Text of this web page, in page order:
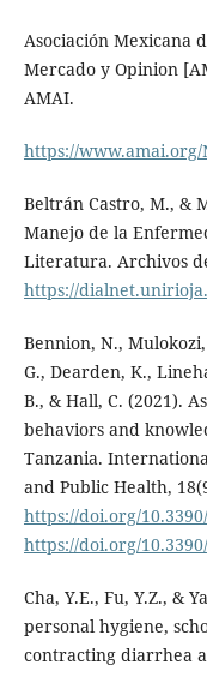
Asociación Mexicana
Mercado y Opinion
AMAI.
https://www.amai.org/
Beltrán Castro, M., &
Manejo de la
Literatura. Archivos
https://
Bennion, N.,
G., Dearden, K.,
B., & Hall, C. (2021).
behaviors and
Tanzania.
and Public Health,
https://doi.org/
https://doi.org/
Cha, Y.E., Fu, Y.Z., &
personal hygiene,
contracting diarrhea